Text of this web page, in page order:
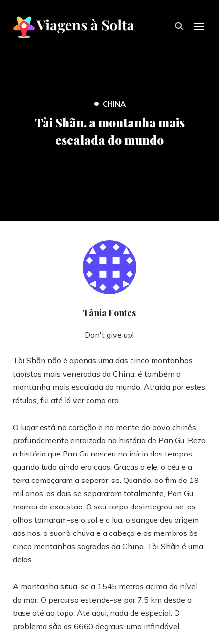
• CHINA
Tài Shãn, a montanha mais
escalada do mundo
Tânia Fontes
Don't give up!
Tài Shãn não é apenas uma das cinco montanhas
taoístas mais veneradas da China, é também a
montanha mais escalada do mundo. Atraída por estes
rótulos, fui até lá ver como era.
O lugar está no coração e na mente do povo chinês,
profundamente enraizado na história de Pan Gu. Reza
a história que Pan Gu nasceu no início dos tempos,
quando tudo ainda era caos. Graças a ele, o céu e a
terra começaram a separar-se. Quando, ao fim de 18
mil anos, os dois se separaram totalmente, Pan Gu
morreu de exaustão. O seu corpo desintegrou-se: os
olhos tornaram-se o sol e a lua, o sangue deu origem
aos rios, o suor à chuva e a cabeça e os membros às
cinco montanhas sagradas da China. Tài Shãn é uma
delas.
A montanha situa-se a 1545 metros acima do nível
do mar. O percurso estende-se por 7,5 km desde a
base até ao topo. Até aqui, nada de especial. O
problema são os 6660 degraus: uma infindável